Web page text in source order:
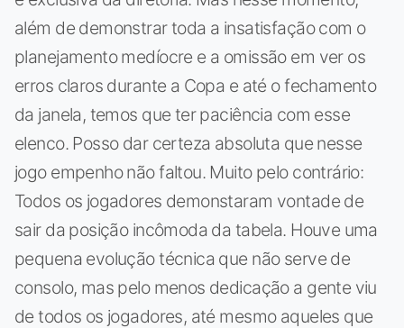
além de demonstrar toda a insatisfação com o
planejamento medíocre e a omissão em ver os
erros claros durante a Copa e até o fechamento
da janela, temos que ter paciência com esse
elenco. Posso dar certeza absoluta que nesse
jogo empenho não faltou. Muito pelo contrário:
Todos os jogadores demonstaram vontade de
sair da posição incômoda da tabela. Houve uma
pequena evolução técnica que não serve de
consolo, mas pelo menos dedicação a gente viu
de todos os jogadores, até mesmo aqueles que